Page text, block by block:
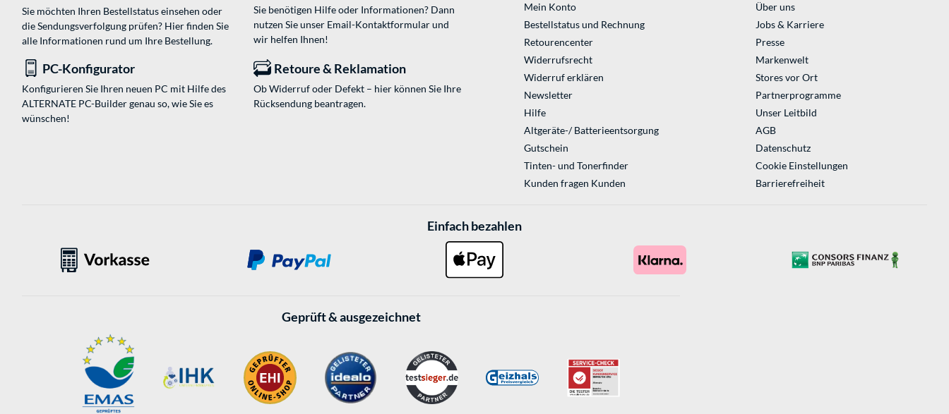
Sie möchten Ihren Bestellstatus einsehen oder
die Sendungsverfolgung prüfen? Hier finden Sie
alle Informationen rund um Ihre Bestellung.
Sie benötigen Hilfe oder Informationen? Dann
nutzen Sie unser Email-Kontaktformularund
wir helfen Ihnen!
PC-Konfigurator
Konfigurieren Sie Ihren neuen PC mit Hilfe des
ALTERNATE PC-Builder genau so, wie Sie es
wünschen!
Retoure & Reklamation
Ob Widerruf oder Defekt – hier können Sie Ihre
Rücksendung beantragen.
Mein Konto
Bestellstatus und Rechnung
Retourencenter
Widerrufsrecht
Widerruf erklären
Newsletter
Hilfe
Altgeräte-/ Batterieentsorgung
Gutschein
Tinten- und Tonerfinder
Kunden fragen Kunden
Über uns
Jobs & Karriere
Presse
Markenwelt
Stores vor Ort
Partnerprogramme
Unser Leitbild
AGB
Datenschutz
Cookie Einstellungen
Barrierefreiheit
Einfach bezahlen
Geprüft & ausgezeichnet